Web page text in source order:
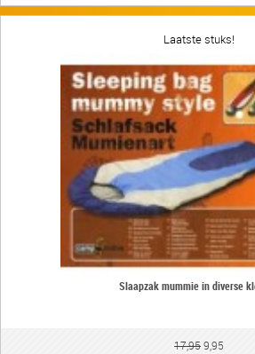
Laatste stuks!
Slaapzak mummie in diverse
17,959,95